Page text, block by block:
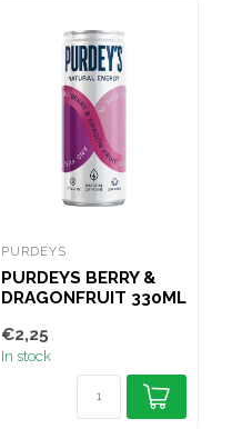
PURDEYS
PURDEYS BERRY &
DRAGONFRUIT 330ML
€2,25
In stock